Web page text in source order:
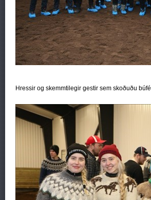
Hressir og skemmtilegir gestir sem skoðuðu